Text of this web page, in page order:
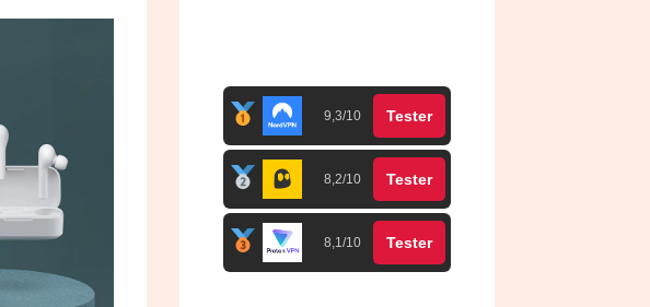
9,3/10 Tester
8,2/10 Tester
8,1/10 Tester